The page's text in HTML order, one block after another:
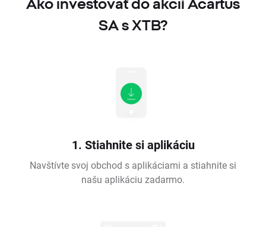
Ako investovať do akcií Acartus
SA s XTB?
1. Stiahnite si aplikáciu
Navštívte svoj obchod s aplikáciami a stiahnite si
našu aplikáciu zadarmo.